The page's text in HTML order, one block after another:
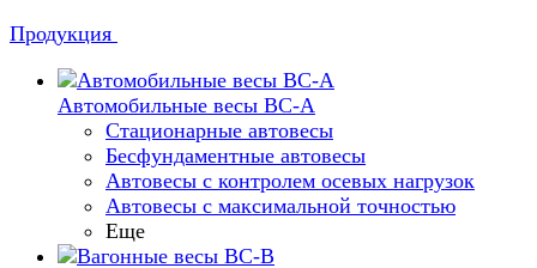
Продукция
Автомобильные весы ВС-А
Стационарные автовесы
Бесфундаментные автовесы
Автовесы с контролем осевых нагрузок
Автовесы с максимальной точностью
Еще